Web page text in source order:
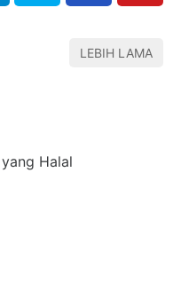
LEBIH LAMA
Halal